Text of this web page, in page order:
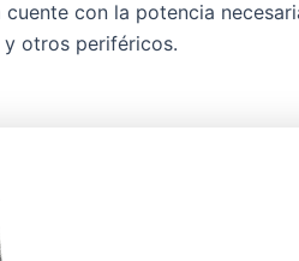
con la potencia
otros periféricos.